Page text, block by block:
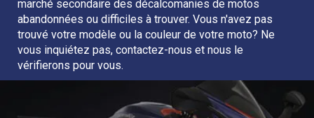
marché secondaire des décalcomanies de motos
abandonnées ou difficiles à trouver. Vous n'avez pas
trouvé votre modèle ou la couleur de votre moto? Ne
vous inquiétez pas, contactez-nous et nous le
vérifierons pour vous.